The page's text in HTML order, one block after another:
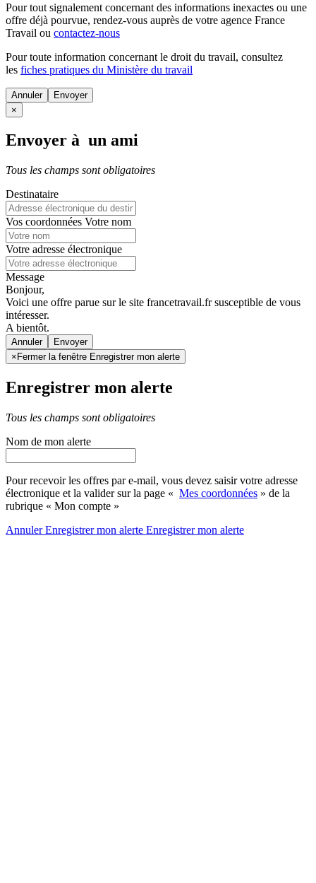
Pour tout signalement concernant des informations inexactes ou une
offre déjà pourvue, rendez-vous auprès de votre agence France
Travail ou contactez-nous
Pour toute information concernant le droit du travail, consultez
les fiches pratiques du Ministère du travail
Annuler
×
Envoyer à un ami
Tous les champs sont obligatoires
Destinataire
Vos coordonnées Votre nom
Votre adresse électronique
Message
Bonjour,
Voici une offre parue sur le site francetravail.fr susceptible de vous
intéresser.
A bientôt.
Annuler
× Fermer la fenêtre Enregistrer mon alerte
Enregistrer mon alerte
Tous les champs sont obligatoires
Nom de mon alerte
Pour recevoir les offres par e-mail, vous devez saisir votre adresse
électronique et la valider sur la page « Mes coordonnées » de la
rubrique « Mon compte »
AnnulerEnregistrer mon alerte Enregistrermon alerte